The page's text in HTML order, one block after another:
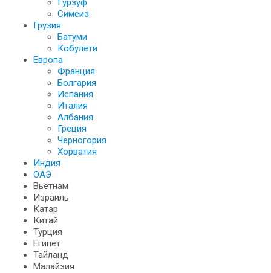
Гурзуф
Симеиз
Грузия
Батуми
Кобулети
Европа
Франция
Болгария
Испания
Италия
Албания
Греция
Черногория
Хорватия
Индия
ОАЭ
Вьетнам
Израиль
Катар
Китай
Турция
Египет
Тайланд
Малайзия